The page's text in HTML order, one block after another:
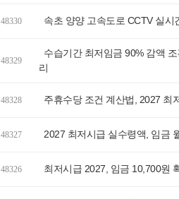
48330 속초 양양 고속도로 CCTV 실시
48329
수습기간 최저임금 90% 감액
리
48328 주휴수당 조건 계산법, 2027 최
48327 2027 최저시급 실수령액, 임금
48326 최저시급 2027, 임금 10,700원